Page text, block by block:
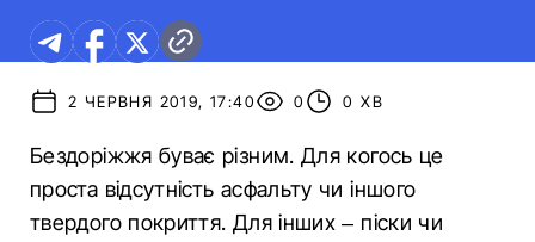
2 ЧЕРВНЯ 2019, 17:40 0 0 ХВ
Бездоріжжя буває різним. Для когось це
проста відсутність асфальту чи іншого
твердого покриття. Для інших – піски чи